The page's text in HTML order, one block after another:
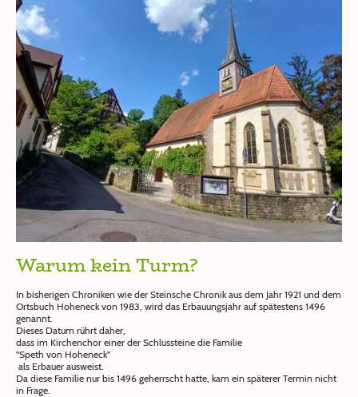
Warum kein Turm?
In bisherigen Chroniken wie der Steinsche Chronik aus dem Jahr 1921 und dem
Ortsbuch Hoheneck von 1983, wird das Erbauungsjahr auf spätestens 1496
genannt.
Dieses Datum rührt daher,
dass im Kirchenchor einer der Schlussteine die Familie
"Speth von Hoheneck"
als Erbauer ausweist.
Da diese Familie nur bis 1496 geherrscht hatte, kam ein späterer Termin nicht
in Frage.